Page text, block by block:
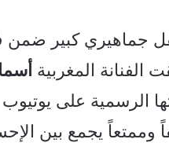
جماهيري كبير
أسما
الرسمية على
يجمع بين